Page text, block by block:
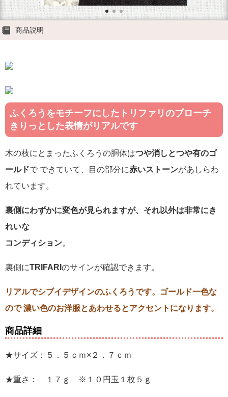
商品説明
ふくろうをモチーフにしたトリファリのブローチ
きりっとした表情がリアルです
木の枝にとまったふくろうの胴体はつや消しとつや有のゴ
ールドで できていて、目の部分に赤いストーンがあしらわ
れています。
裏側にわずかに変色が見られますが、それ以外は非常にき
れいな
コンディション。
裏側にTRIFARI のサインが確認できます。
リアルでシブイデザインのふくろうです。ゴールド一色な
ので 濃い色のお洋服とあわせるとアクセントになります。
商品詳細
★サイズ：５．５ｃｍ×２．７ｃｍ
★重さ： １７ｇ ※１０円玉１枚５ｇ